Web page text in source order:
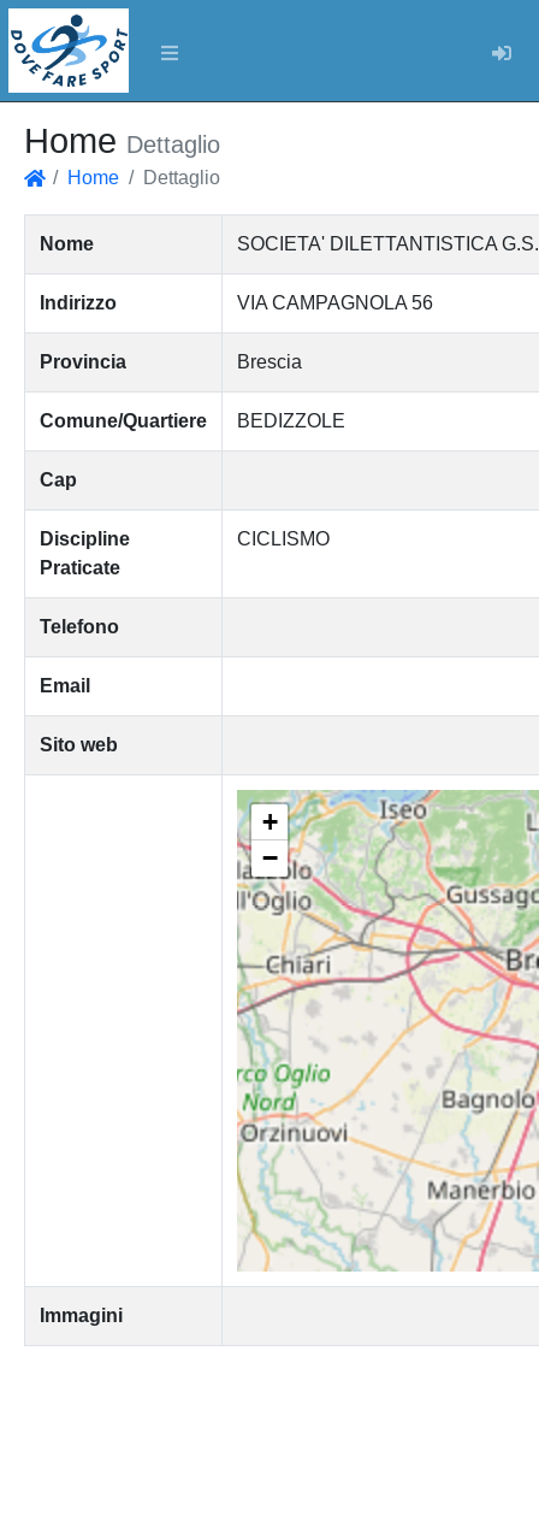
Home Dettaglio
Home Dettaglio
Nome SOCIETA' DILETTANTISTICA
Indirizzo VIA CAMPAGNOLA 56
Provincia Brescia
Comune/Quartiere BEDIZZOLE
Cap
Discipline
Praticate
CICLISMO
Telefono
Email
Sito web
+
−
Immagini